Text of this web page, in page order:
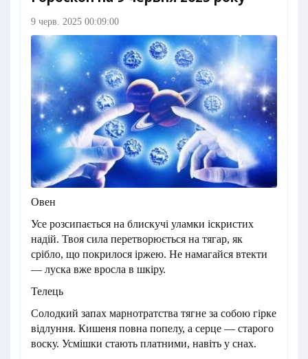
9 черв. 2025 00:09:00
Овен
Усе розсипається на блискучі уламки іскристих
надій. Твоя сила перетворюється на тягар, як
срібло, що покрилося іржею. Не намагайся втекти
— луска вже вросла в шкіру.
Телець
Солодкий запах марнотратства тягне за собою гірке
відлуння. Кишеня повна попелу, а серце — старого
воску. Усмішки стають платними, навіть у снах.